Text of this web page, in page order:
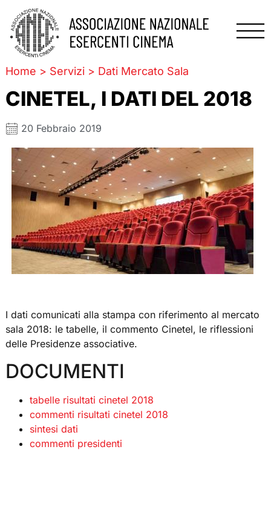
Home > Servizi> Dati Mercato Sala
CINETEL, I DATI DEL 2018
20 Febbraio 2019
I dati comunicati alla stampa con riferimento al mercato
sala 2018: le tabelle, il commento Cinetel, le riflessioni
delle Presidenze associative.
DOCUMENTI
tabelle risultati cinetel 2018
commenti risultati cinetel 2018
sintesi dati
commenti presidenti